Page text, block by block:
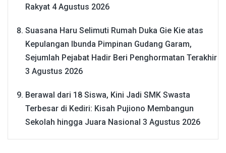
Rakyat 4 Agustus 2026
Suasana Haru Selimuti Rumah Duka Gie Kie atas
Kepulangan Ibunda Pimpinan Gudang Garam,
Sejumlah Pejabat Hadir Beri Penghormatan Terakhir
3 Agustus 2026
Berawal dari 18 Siswa, Kini Jadi SMK Swasta
Terbesar di Kediri: Kisah Pujiono Membangun
Sekolah hingga Juara Nasional 3 Agustus 2026